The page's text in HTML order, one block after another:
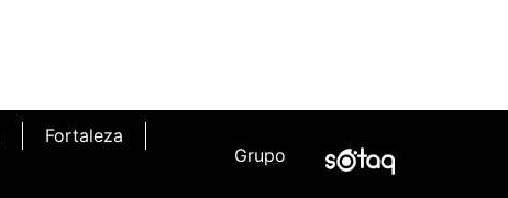
Fortaleza
Grupo